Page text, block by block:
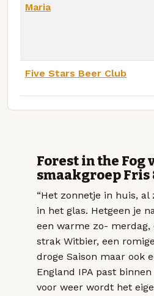
Maria
Five Stars Beer Club
Forest in the Fog
smaakgroep
“Het zonnetje in huis, al
in het glas. Hetgeen je
een warme zo- merdag,
strak Witbier, een
droge Saison maar ook
England IPA past
voor weer wordt het